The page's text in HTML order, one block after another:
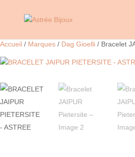
Accueil / Marques / Dag Gioelli / Bracelet